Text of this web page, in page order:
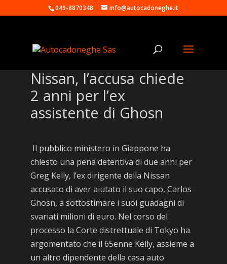
049-8870348 info@autocadoneghe.it
Nissan, l’accusa chiede
2 anni per l’ex
assistente di Ghosn
Il pubblico ministero in Giappone ha
chiesto una pena detentiva di due anni per
Greg Kelly, l’ex dirigente della Nissan
accusato di aver aiutato il suo capo, Carlos
Ghosn, a sottostimare i suoi guadagni di
svariati milioni di euro. Nel corso del
processo la Corte distrettuale di Tokyo ha
argomentato che il 65enne Kelly, assieme a
un altro dipendente della casa auto